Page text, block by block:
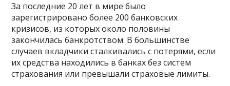
За последние 20 лет в мире было
зарегистрировано более 200 банковских
кризисов, из которых около половины
закончилась банкротством. В большинстве
случаев вкладчики сталкивались с потерями, если
их средства находились в банках без систем
страхования или превышали страховые лимиты.